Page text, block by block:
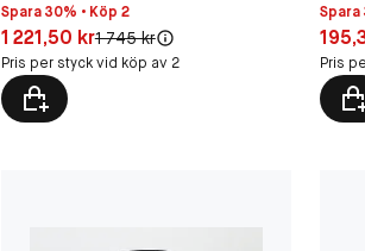
Spara 30% • Köp 2
Pris: 1 221,50 kr
1 221,50 krOriginal pris:
1 745 kr
Pris per styck vid köp av 2
Spara
Pris:
Pris